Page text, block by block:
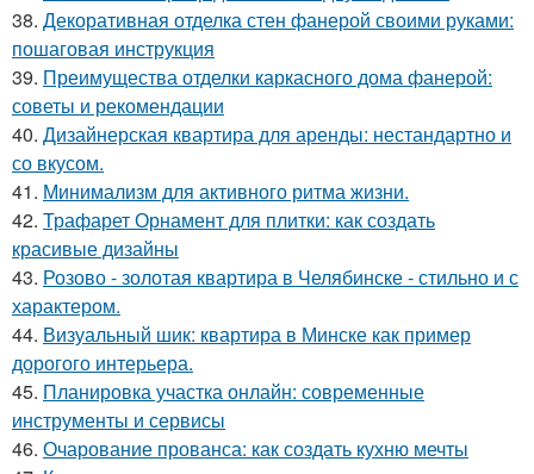
38. Декоративная отделка стен фанерой своими руками:
пошаговая инструкция
39. Преимущества отделки каркасного дома фанерой:
советы и рекомендации
40. Дизайнерская квартира для аренды: нестандартно и
со вкусом.
41. Минимализм для активного ритма жизни.
42. Трафарет Орнамент для плитки: как создать
красивые дизайны
43. Розово - золотая квартира в Челябинске - стильно и с
характером.
44. Визуальный шик: квартира в Минске как пример
дорогого интерьера.
45. Планировка участка онлайн: современные
инструменты и сервисы
46. Очарование прованса: как создать кухню мечты